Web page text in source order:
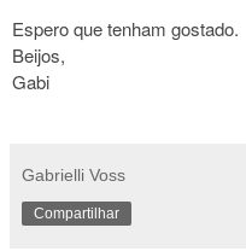
Espero que tenham gostado.
Beijos,
Gabi
Gabrielli Voss
Compartilhar